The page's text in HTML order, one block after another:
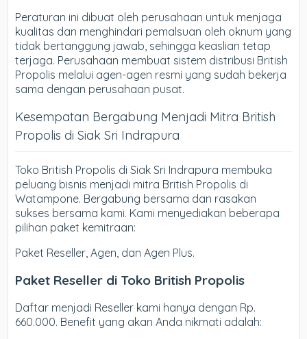
Peraturan ini dibuat oleh perusahaan untuk menjaga
kualitas dan menghindari pemalsuan oleh oknum yang
tidak bertanggung jawab, sehingga keaslian tetap
terjaga. Perusahaan membuat sistem distribusi British
Propolis melalui agen-agen resmi yang sudah bekerja
sama dengan perusahaan pusat.
Kesempatan Bergabung Menjadi Mitra British
Propolis di Siak Sri Indrapura
Toko British Propolis di Siak Sri Indrapura membuka
peluang bisnis menjadi mitra British Propolis di
Watampone. Bergabung bersama dan rasakan
sukses bersama kami. Kami menyediakan beberapa
pilihan paket kemitraan:
Paket Reseller, Agen, dan Agen Plus.
Paket Reseller di Toko British Propolis
Daftar menjadi Reseller kami hanya dengan Rp.
660.000. Benefit yang akan Anda nikmati adalah: